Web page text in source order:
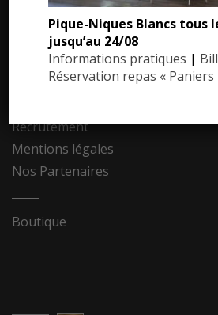
Dossier de presse
Communiqués de presse
Photothèque
Recrutement
Mentions légales
Nos Partenaires
Boutique
Pique-Niques Blancs tous
jusqu’au 24/08
Informations pratiques |
Réservation repas «